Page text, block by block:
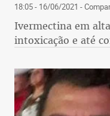
18:05 - 16/06/2021 -
Ivermectina em
intoxicação e até